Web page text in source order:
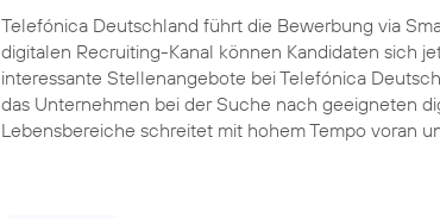
Telefónica Deutschland führt die Bewerbung via
digitalen Recruiting-Kanal können Kandidaten sich
interessante Stellenangebote bei Telefónica
das Unternehmen bei der Suche nach geeigneten
Lebensbereiche schreitet mit hohem Tempo voran